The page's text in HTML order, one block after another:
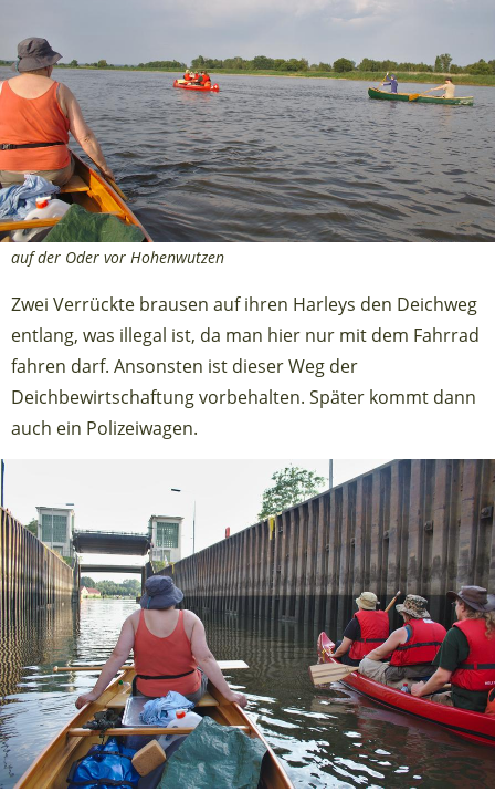
auf der Oder vor Hohenwutzen
Zwei Verrückte brausen auf ihren Harleys den Deichweg
entlang, was illegal ist, da man hier nur mit dem Fahrrad
fahren darf. Ansonsten ist dieser Weg der
Deichbewirtschaftung vorbehalten. Später kommt dann
auch ein Polizeiwagen.